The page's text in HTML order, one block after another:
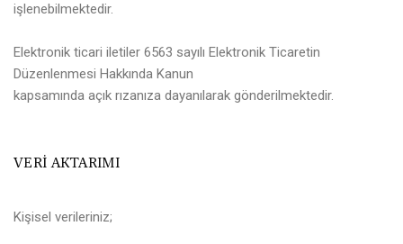
işlenebilmektedir.
Elektronik ticari iletiler 6563 sayılı Elektronik Ticaretin
Düzenlenmesi Hakkında Kanun
kapsamında açık rızanıza dayanılarak gönderilmektedir.
VERİ AKTARIMI
Kişisel verileriniz;